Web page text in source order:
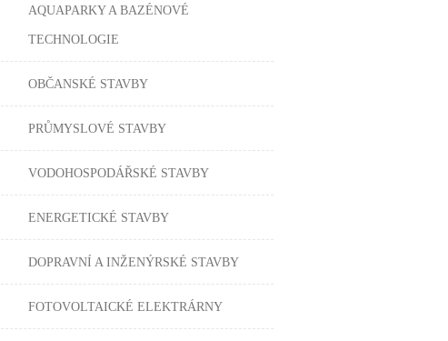
AQUAPARKY A BAZÉNOVÉ
TECHNOLOGIE
OBČANSKÉ STAVBY
PRŮMYSLOVÉ STAVBY
VODOHOSPODÁŘSKÉ STAVBY
ENERGETICKÉ STAVBY
DOPRAVNÍ A INŽENÝRSKÉ STAVBY
FOTOVOLTAICKÉ ELEKTRÁRNY